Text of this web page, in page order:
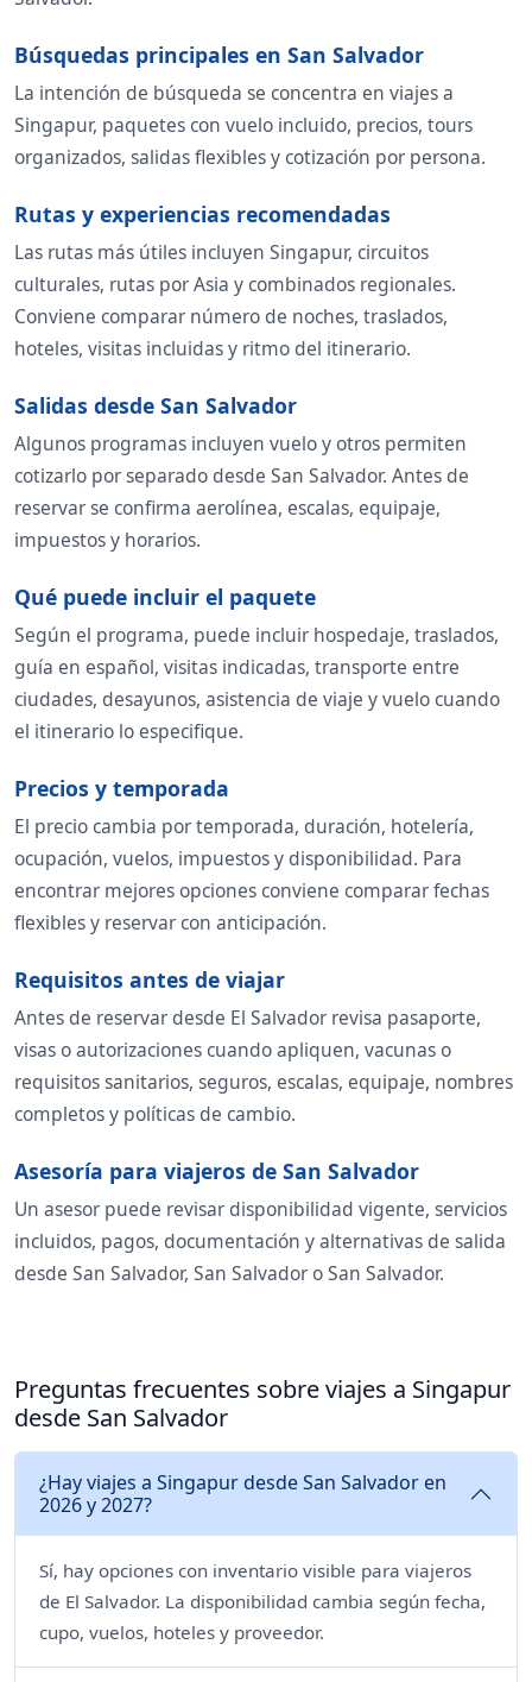
Búsquedas principales en San Salvador
La intención de búsqueda se concentra en viajes a
Singapur, paquetes con vuelo incluido, precios, tours
organizados, salidas flexibles y cotización por persona.
Rutas y experiencias recomendadas
Las rutas más útiles incluyen Singapur, circuitos
culturales, rutas por Asia y combinados regionales.
Conviene comparar número de noches, traslados,
hoteles, visitas incluidas y ritmo del itinerario.
Salidas desde San Salvador
Algunos programas incluyen vuelo y otros permiten
cotizarlo por separado desde San Salvador. Antes de
reservar se confirma aerolínea, escalas, equipaje,
impuestos y horarios.
Qué puede incluir el paquete
Según el programa, puede incluir hospedaje, traslados,
guía en español, visitas indicadas, transporte entre
ciudades, desayunos, asistencia de viaje y vuelo cuando
el itinerario lo especifique.
Precios y temporada
El precio cambia por temporada, duración, hotelería,
ocupación, vuelos, impuestos y disponibilidad. Para
encontrar mejores opciones conviene comparar fechas
flexibles y reservar con anticipación.
Requisitos antes de viajar
Antes de reservar desde El Salvador revisa pasaporte,
visas o autorizaciones cuando apliquen, vacunas o
requisitos sanitarios, seguros, escalas, equipaje, nombres
completos y políticas de cambio.
Asesoría para viajeros de San Salvador
Un asesor puede revisar disponibilidad vigente, servicios
incluidos, pagos, documentación y alternativas de salida
desde San Salvador, San Salvador o San Salvador.
Preguntas frecuentes sobre viajes a Singapur
desde San Salvador
¿Hay viajes a Singapur desde San Salvador en
2026 y 2027?
Sí, hay opciones con inventario visible para viajeros
de El Salvador. La disponibilidad cambia según fecha,
cupo, vuelos, hoteles y proveedor.